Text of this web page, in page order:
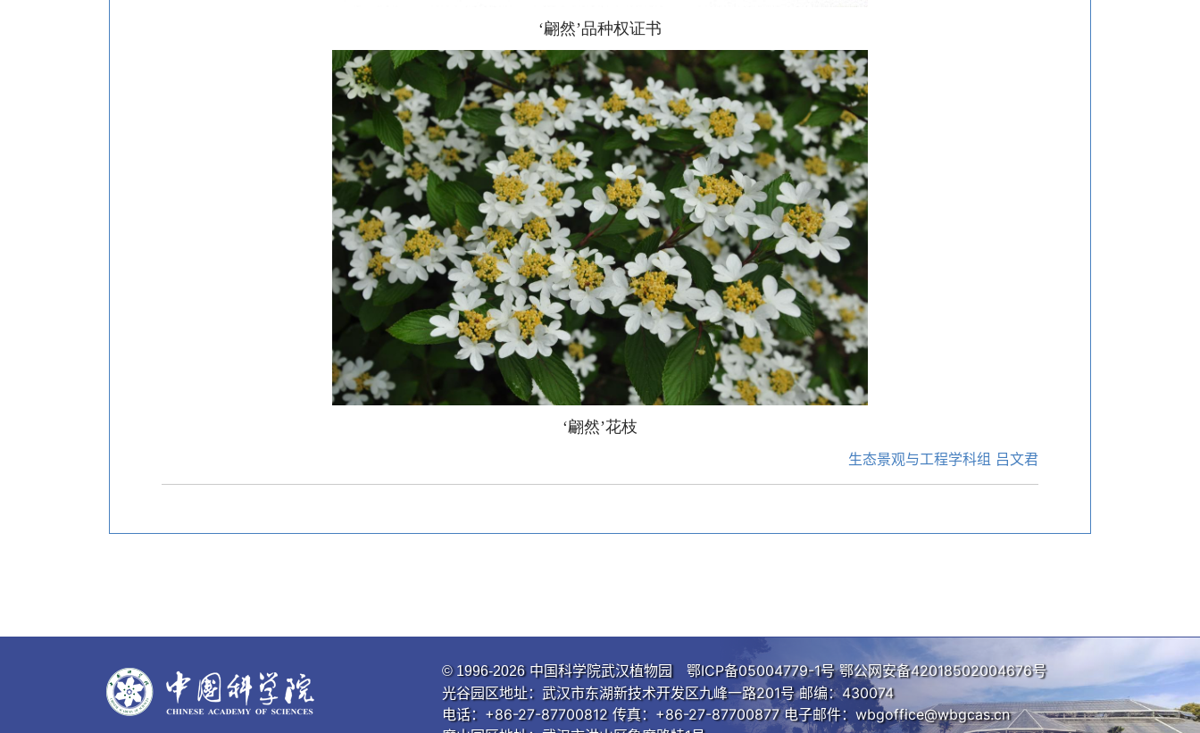
‘翩然’品种权证书
‘翩然’花枝
生态景观与工程学科组 吕文君
© 1996-2026中国科学院武汉植物园鄂ICP备05004779-1号鄂公网安备42018502004676号
光谷园区地址：武汉市东湖新技术开发区九峰一路201号 邮编：430074
电话：+86-27-87700812 传真：+86-27-87700877 电子邮件：wbgoffice@wbgcas.cn